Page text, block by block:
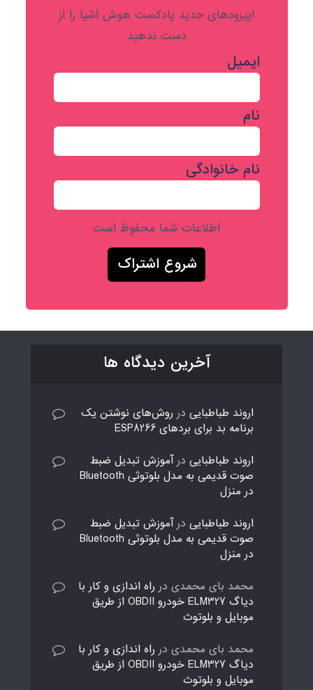
اپیزودهای جدید پادکست هوش اشیا را از
دست ندهید
ایمیل
نام
نام خانوادگی
اطلاعات شما محفوظ است
آخرین دیدگاه ها
اروند طباطبایی در روش‌های نوشتن یک
برنامه بد برای بردهای ESP8266
اروند طباطبایی درآموزش تبدیل ضبط
صوت قدیمی به مدل بلوتوثی Bluetooth
در منزل
اروند طباطبایی درآموزش تبدیل ضبط
صوت قدیمی به مدل بلوتوثی Bluetooth
در منزل
محمد بای محمدی در راه اندازی و کار با
دیاگ ELM327 خودرو OBDII از طریق
موبایل و بلوتوث
محمد بای محمدی در راه اندازی و کار با
دیاگ ELM327 خودرو OBDII از طریق
موبایل و بلوتوث